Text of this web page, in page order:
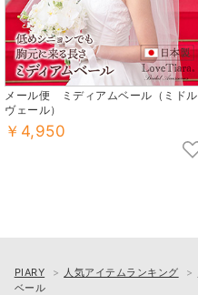
メール便 ミディアムベール（ミドル
ヴェール）
￥4,950
PIARY 人気アイテムランキング
ベール